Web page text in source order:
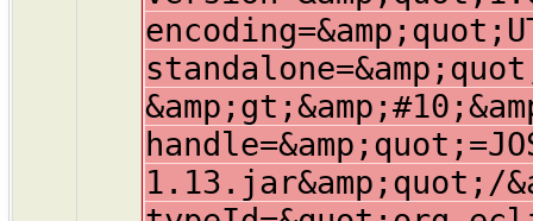
1.13.jar&amp;quot;/